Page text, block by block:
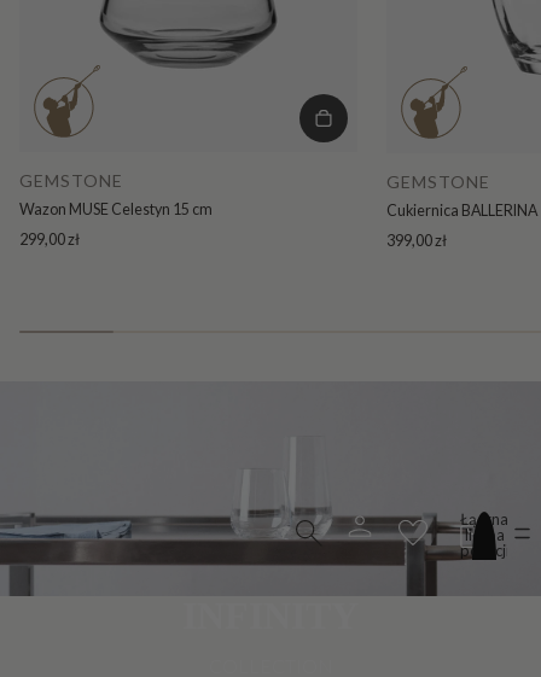
Łączna
liczba
pozycji
w
GEMSTONE
Wazon MUSE Celestyn 15 cm
299,00 zł
GEMSTONE
Cukiernica BALLERINA
399,00 zł